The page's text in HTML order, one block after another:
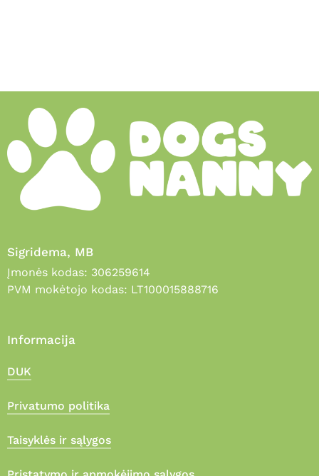
Sigridema, MB
Įmonės kodas: 306259614
PVM mokėtojo kodas: LT100015888716
Informacija
DUK
Privatumo politika
Taisyklės ir sąlygos